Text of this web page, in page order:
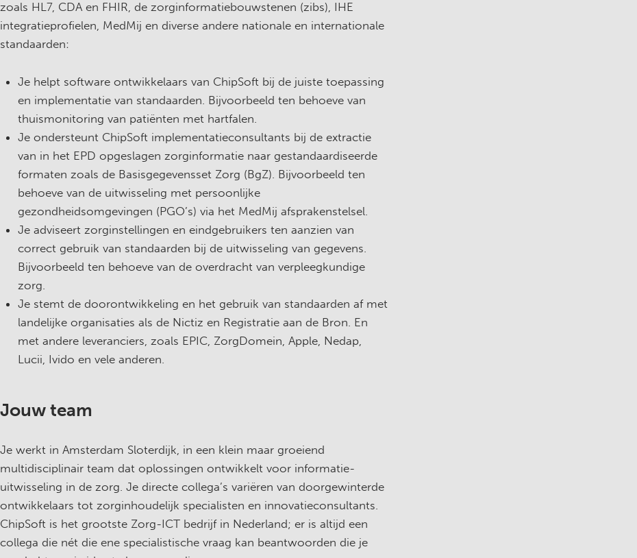
zoals HL7, CDA en FHIR, de zorginformatiebouwstenen (zibs), IHE
integratieprofielen, MedMij en diverse andere nationale en internationale
standaarden:
Je helpt software ontwikkelaars van ChipSoft bij de juiste toepassing
en implementatie van standaarden. Bijvoorbeeld ten behoeve van
thuismonitoring van patiënten met hartfalen.
Je ondersteunt ChipSoft implementatieconsultants bij de extractie
van in het EPD opgeslagen zorginformatie naar gestandaardiseerde
formaten zoals de Basisgegevensset Zorg (BgZ). Bijvoorbeeld ten
behoeve van de uitwisseling met persoonlijke
gezondheidsomgevingen (PGO’s) via het MedMij afsprakenstelsel.
Je adviseert zorginstellingen en eindgebruikers ten aanzien van
correct gebruik van standaarden bij de uitwisseling van gegevens.
Bijvoorbeeld ten behoeve van de overdracht van verpleegkundige
zorg.
Je stemt de doorontwikkeling en het gebruik van standaarden af met
landelijke organisaties als de Nictiz en Registratie aan de Bron. En
met andere leveranciers, zoals EPIC, ZorgDomein, Apple, Nedap,
Lucii, Ivido en vele anderen.
Jouw team
Je werkt in Amsterdam Sloterdijk, in een klein maar groeiend
multidisciplinair team dat oplossingen ontwikkelt voor informatie-
uitwisseling in de zorg. Je directe collega’s variëren van doorgewinterde
ontwikkelaars tot zorginhoudelijk specialisten en innovatieconsultants.
ChipSoft is het grootste Zorg-ICT bedrijf in Nederland; er is altijd een
collega die nét die ene specialistische vraag kan beantwoorden die je